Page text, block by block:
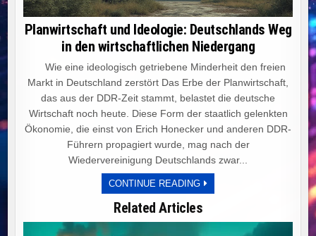
Planwirtschaft und Ideologie: Deutschlands Weg
in den wirtschaftlichen Niedergang
Wie eine ideologisch getriebene Minderheit den freien
Markt in Deutschland zerstört Das Erbe der Planwirtschaft,
das aus der DDR-Zeit stammt, belastet die deutsche
Wirtschaft noch heute. Diese Form der staatlich gelenkten
Ökonomie, die einst von Erich Honecker und anderen DDR-
Führern propagiert wurde, mag nach der
Wiedervereinigung Deutschlands zwar...
CONTINUE READINGPLANWIRTSCHAFT
UND
DEUTSCHLANDS
Related Articles